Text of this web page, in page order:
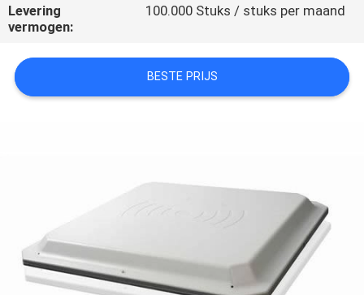
FABRIEKSREIS
KWALITEITSCONTROLE
EEN
CITAAT
Levering
vermogen:
100.000 Stuks / stuks per maand
BESTE PRIJS